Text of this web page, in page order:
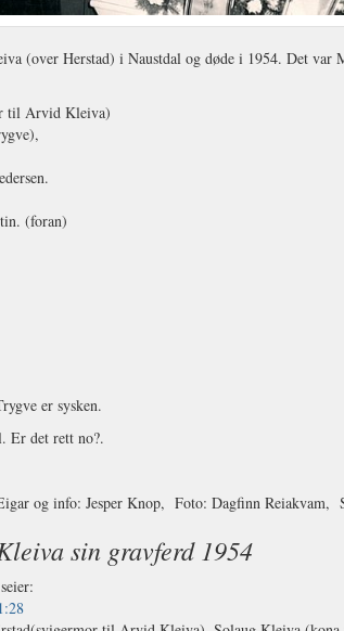
(over Herstad) i Naustdal og døde i 1954. Det var
til Arvid Kleiva)
(foran)
er sysken.
Er det rett no?.
og info: Jesper Knop, Foto: Dagfinn
sin gravferd 1954
seier: